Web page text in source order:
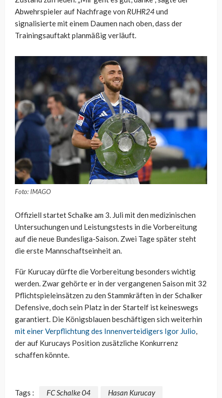
Abwehrspieler auf Nachfrage von RUHR24und
signalisierte mit einem Daumen nach oben, dass der
Trainingsauftakt planmäßig verläuft.
Foto: IMAGO
Offiziell startet Schalke am 3. Juli mit den medizinischen
Untersuchungen und Leistungstests in die Vorbereitung
auf die neue Bundesliga-Saison. Zwei Tage später steht
die erste Mannschaftseinheit an.
Für Kurucay dürfte die Vorbereitung besonders wichtig
werden. Zwar gehörte er in der vergangenen Saison mit 32
Pflichtspieleinsätzen zu den Stammkräften in der Schalker
Defensive, doch sein Platz in der Startelf ist keineswegs
garantiert. Die Königsblauen beschäftigen sich weiterhin
mit einer Verpflichtung des Innenverteidigers Igor Julio,
der auf Kurucays Position zusätzliche Konkurrenz
schaffen könnte.
Tags : FC Schalke 04
Hasan Kurucay